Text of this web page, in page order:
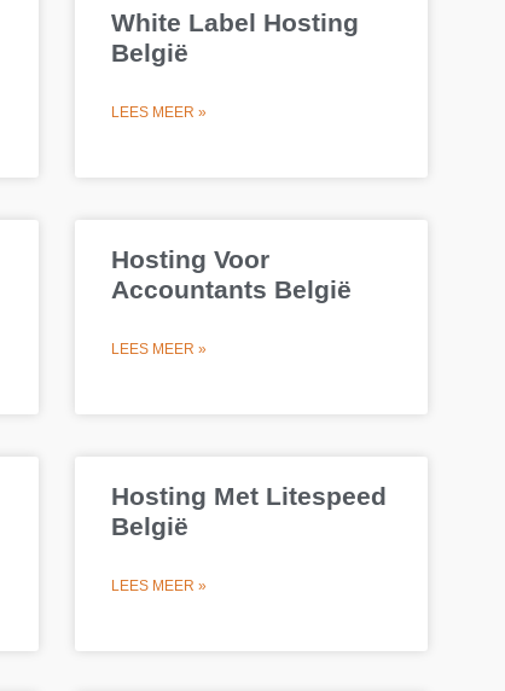
White Label Hosting
België
LEES MEER »
Hosting Voor
Accountants België
LEES MEER »
Hosting Met Litespeed
België
LEES MEER »